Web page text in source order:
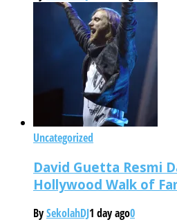
Uncategorized
David Guetta Resmi
Hollywood Walk of
BySekolahDJ1 day ago0